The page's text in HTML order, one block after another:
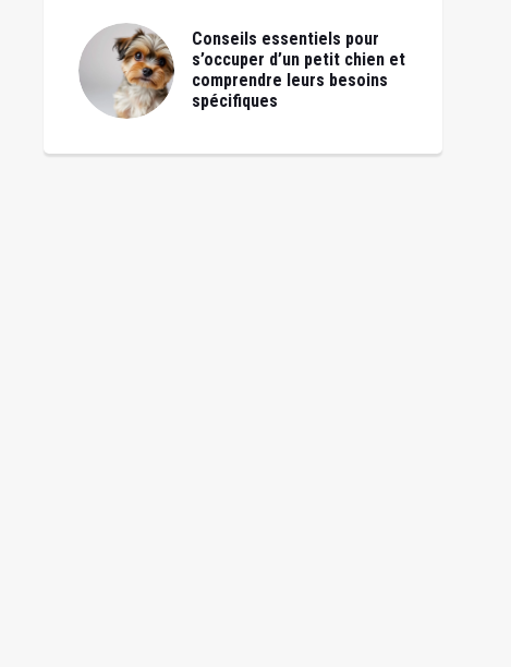
Conseils essentiels pour
s’occuper d’un petit chien et
comprendre leurs besoins
spécifiques